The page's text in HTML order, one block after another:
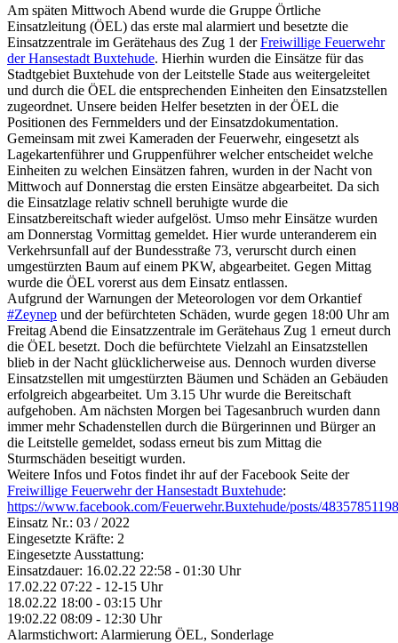
Am späten Mittwoch Abend wurde die Gruppe Örtliche
Einsatzleitung (ÖEL) das erste mal alarmiert und besetzte die
Einsatzzentrale im Gerätehaus des Zug 1 derFreiwillige Feuerwehr
der Hansestadt Buxtehude. Hierhin wurden die Einsätze für das
Stadtgebiet Buxtehude von der Leitstelle Stade aus weitergeleitet
und durch die ÖEL die entsprechenden Einheiten den Einsatzstellen
zugeordnet. Unsere beiden Helfer besetzten in der ÖEL die
Positionen des Fernmelders und der Einsatzdokumentation.
Gemeinsam mit zwei Kameraden der Feuerwehr, eingesetzt als
Lagekartenführer und Gruppenführer welcher entscheidet welche
Einheiten zu welchen Einsätzen fahren, wurden in der Nacht von
Mittwoch auf Donnerstag die ersten Einsätze abgearbeitet. Da sich
die Einsatzlage relativ schnell beruhigte wurde die
Einsatzbereitschaft wieder aufgelöst. Umso mehr Einsätze wurden
am Donnerstag Vormittag gemeldet. Hier wurde unteranderem ein
Verkehrsunfall auf der Bundesstraße 73, verurscht durch einen
umgestürzten Baum auf einem PKW, abgearbeitet. Gegen Mittag
wurde die ÖEL vorerst aus dem Einsatz entlassen.
Aufgrund der Warnungen der Meteorologen vor dem Orkantief
#Zeynep und der befürchteten Schäden, wurde gegen 18:00 Uhr am
Freitag Abend die Einsatzzentrale im Gerätehaus Zug 1 erneut durch
die ÖEL besetzt. Doch die befürchtete Vielzahl an Einsatzstellen
blieb in der Nacht glücklicherweise aus. Dennoch wurden diverse
Einsatzstellen mit umgestürzten Bäumen und Schäden an Gebäuden
erfolgreich abgearbeitet. Um 3.15 Uhr wurde die Bereitschaft
aufgehoben. Am nächsten Morgen bei Tagesanbruch wurden dann
immer mehr Schadenstellen durch die Bürgerinnen und Bürger an
die Leitstelle gemeldet, sodass erneut bis zum Mittag die
Sturmschäden beseitigt wurden.
Weitere Infos und Fotos findet ihr auf der Facebook Seite der
Freiwillige Feuerwehr der Hansestadt Buxtehude:
https://www.facebook.com/Feuerwehr.Buxtehude/posts/
Einsatz Nr.: 03 / 2022
Eingesetzte Kräfte: 2
Eingesetzte Ausstattung:
Einsatzdauer: 16.02.22 22:58 - 01:30 Uhr
17.02.22 07:22 - 12-15 Uhr
18.02.22 18:00 - 03:15 Uhr
19:02.22 08:09 - 12:30 Uhr
Alarmstichwort: Alarmierung ÖEL, Sonderlage